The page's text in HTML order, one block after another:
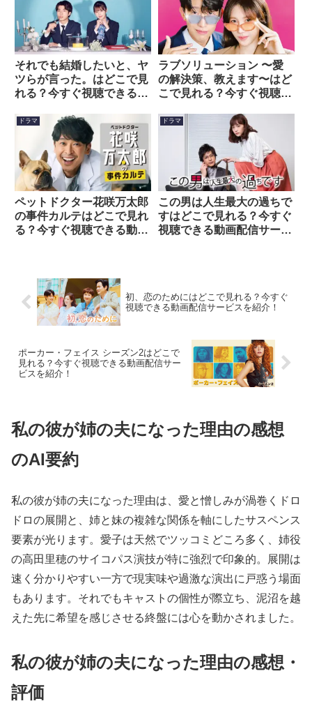
それでも結婚したいと、ヤ
ツらが言った。はどこで見
れる？今すぐ視聴できる動
ラブソリューション 〜愛
の解決策、教えます〜はど
こで見れる？今すぐ視聴で
介！
ドラマ
ペットドクター花咲万太郎
の事件カルテはどこで見れ
る？今すぐ視聴できる動画
ドラマ
この男は人生最大の過ちで
すはどこで見れる？今すぐ
視聴できる動画配信サービ
初、恋のためにはどこで見れる？今すぐ
視聴できる動画配信サービスを紹介！
ポーカー・フェイス シーズン2はどこで
見れる？今すぐ視聴できる動画配信サー
ビスを紹介！
私の彼が姉の夫になった理由の感想
のAI要約
私の彼が姉の夫になった理由は、愛と憎しみが渦巻くドロ
ドロの展開と、姉と妹の複雑な関係を軸にしたサスペンス
要素が光ります。愛子は天然でツッコミどころ多く、姉役
の高田里穂のサイコパス演技が特に強烈で印象的。展開は
速く分かりやすい一方で現実味や過激な演出に戸惑う場面
もあります。それでもキャストの個性が際立ち、泥沼を越
えた先に希望を感じさせる終盤には心を動かされました。
私の彼が姉の夫になった理由の感想・
評価